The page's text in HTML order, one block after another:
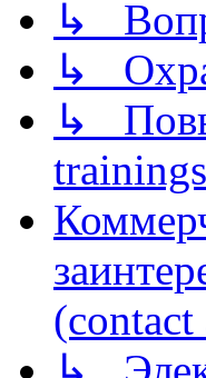
↳
↳
↳
trainings